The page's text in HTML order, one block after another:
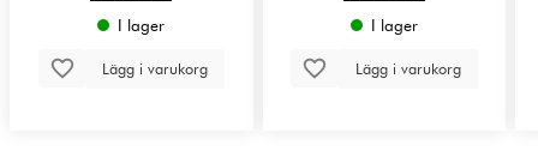
I lager
Lägg i varukorg
I lager
Lägg i varukorg